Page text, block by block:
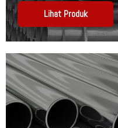
Lihat Produk